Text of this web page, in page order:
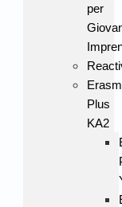
per
Plus
KA2